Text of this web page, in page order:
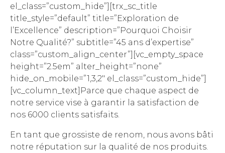
el_class=”custom_hide”][trx_sc_title
title_style=”default” title=”Exploration de
l’Excellence” description=”Pourquoi Choisir
Notre Qualité?” subtitle=”45 ans d’expertise”
class=”custom_align_center”][vc_empty_space
height=”2.5em” alter_height=”none”
hide_on_mobile=”1,3,2″ el_class=”custom_hide”]
[vc_column_text]Parce que chaque aspect de
notre service vise à garantir la satisfaction de
nos 6000 clients satisfaits.
En tant que grossiste de renom, nous avons bâti
notre réputation sur la qualité de nos produits.